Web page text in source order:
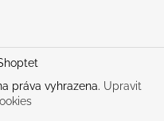
práva vyhrazena. Upravit